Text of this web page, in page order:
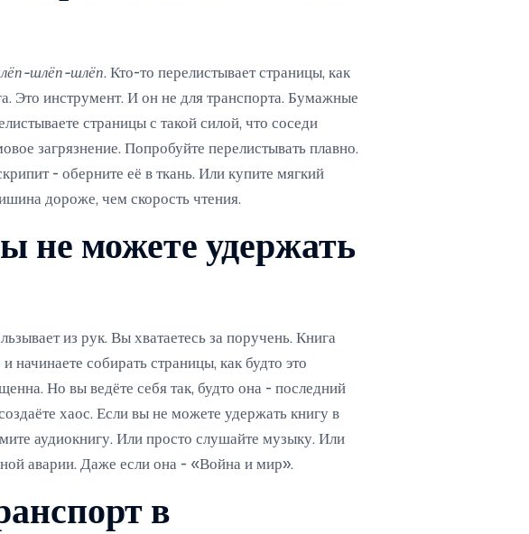
шлёп-шлёп. Кто-то перелистывает страницы, как
Это инструмент. И он не для транспорта. Бумажные
страницы с такой силой, что соседи
загрязнение. Попробуйте перелистывать плавно.
- оберните её в ткань. Или купите мягкий
дороже, чем скорость чтения.
не можете удержать
из рук. Вы хватаетесь за поручень. Книга
собирать страницы, как будто это
Но вы ведёте себя так, будто она - последний
хаос. Если вы не можете удержать книгу в
аудиокнигу. Или просто слушайте музыку. Или
аварии. Даже если она - «Война и мир».
в